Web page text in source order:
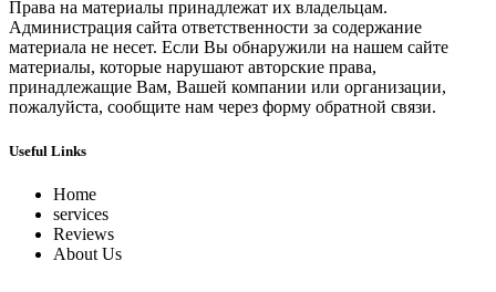
Права на материалы принадлежат их владельцам.
Администрация сайта ответственности за содержание
материала не несет. Если Вы обнаружили на нашем сайте
материалы, которые нарушают авторские права,
принадлежащие Вам, Вашей компании или организации,
пожалуйста, сообщите нам через форму обратной связи.
Useful Links
Home
services
Reviews
About Us